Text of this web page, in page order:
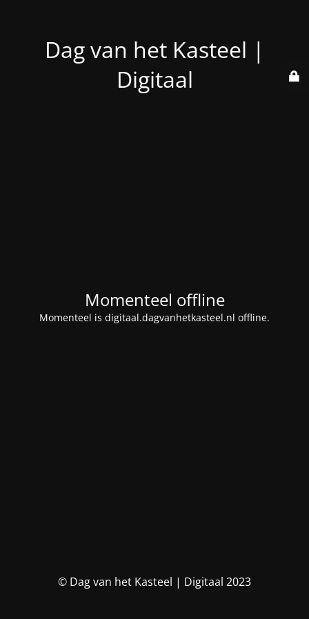
Dag van het Kasteel |
Digitaal
Momenteel offline
Momenteel is digitaal.dagvanhetkasteel.nl offline.
© Dag van het Kasteel | Digitaal 2023